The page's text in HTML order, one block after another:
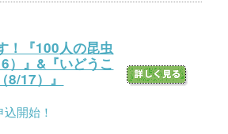
！『100人の昆虫
）』&『いどうこ
8/17）』
開始！